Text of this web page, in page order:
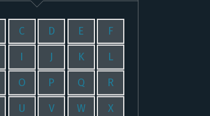
C D E F
I J K L
O P Q R
U V W X